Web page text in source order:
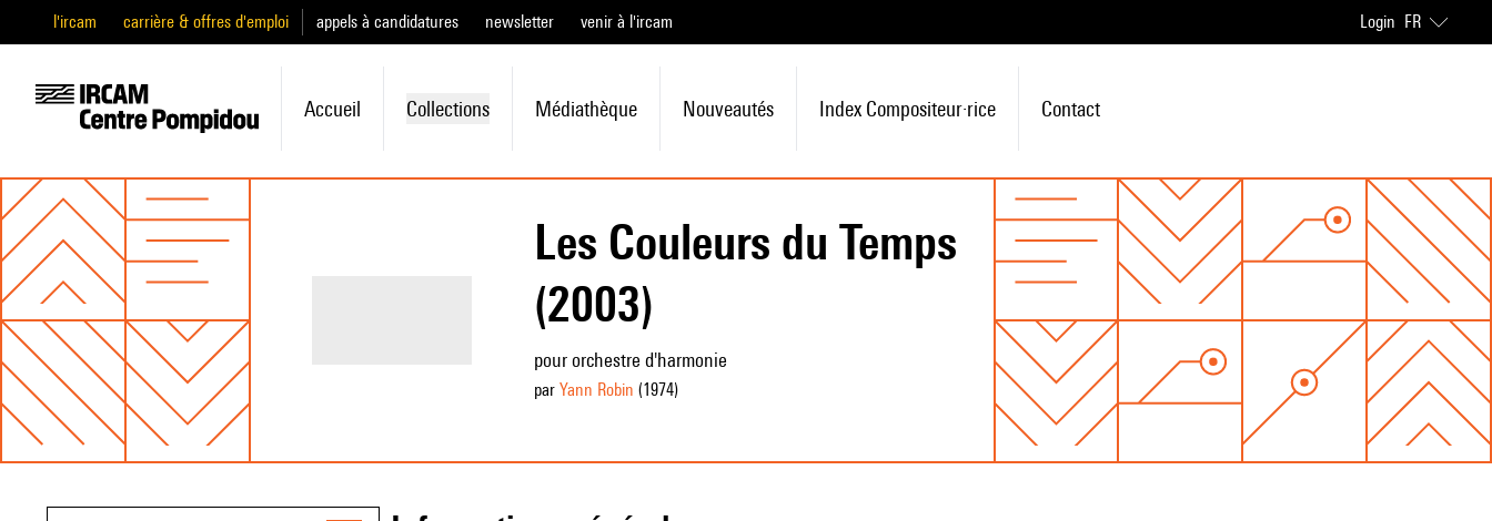
l'ircam carrière & offres d'emploi appels à candidatures newsletter venir à l'ircam Login FR
Accueil Collections Médiathèque Nouveautés Index Compositeur·rice Contact
Les Couleurs du Temps
(2003)
pour orchestre d'harmonie
par Yann Robin (1974)